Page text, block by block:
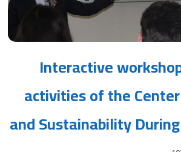
Interactive
activities of the
and Sustainability